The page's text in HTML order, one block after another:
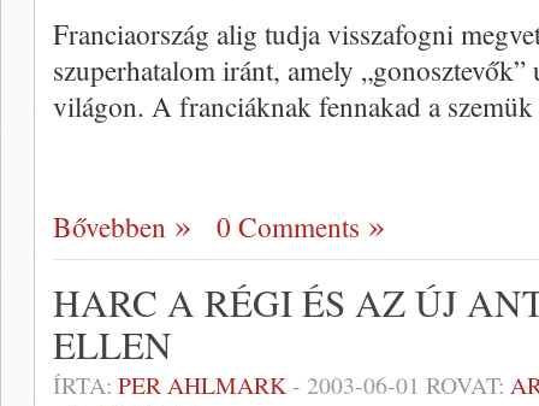
Franciaország alig tudja visszafogni
szuperhatalom iránt, amely
vilá­gon. A franciáknak fennakad a
Bővebben 0 Comments
HARC A RÉGI ÉS AZ ÚJ
ELLEN
ÍRTA: PER AHLMARK- 2003-06-01 ROVAT: